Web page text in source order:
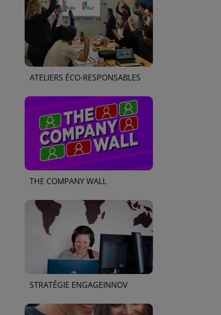
ATELIERS ÉCO-RESPONSABLES
THE COMPANY WALL
STRATÉGIE ENGAGEINNOV